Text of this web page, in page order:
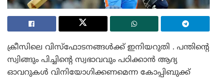
ക്രീസിലെ വിസ്ഫോടനങ്ങൾക്ക് ഇനിയറുതി . പന്തിന്റെ
സ്വിങ്ങും പിച്ചിന്റെ സ്വഭാവവും പഠിക്കാൻ ആദ്യ
ഓവറുകൾ വിനിയോഗിക്കണമെന്ന കോപ്പിബുക്ക്